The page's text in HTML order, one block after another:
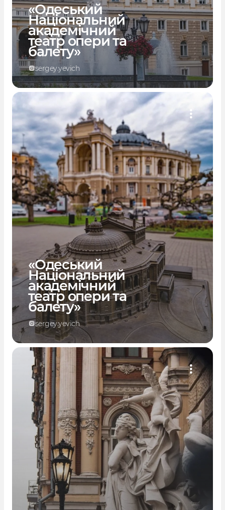
«Одеський
Національний
академічний
театр опери та
балету»
sergey.yevich
«Одеський
Національний
академічний
театр опери та
балету»
sergey.yevich